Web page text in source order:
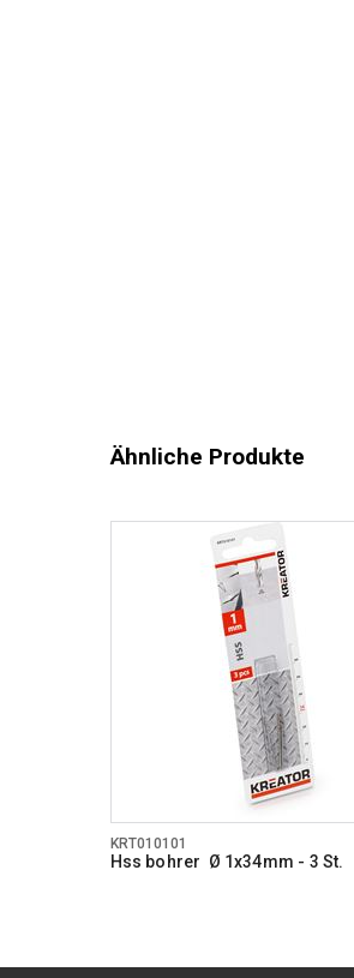
Ähnliche Produkte
KRT010101
Hss bohrer Ø 1x34mm - 3 St.